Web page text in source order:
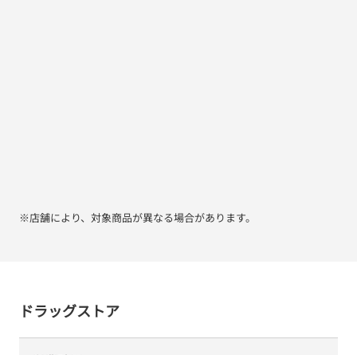
※店舗により、対象商品が異なる場合があります。
ドラッグストア